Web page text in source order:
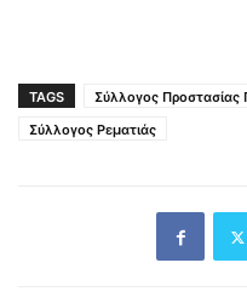
TAGS
Σύλλογος Προστασίας
Σύλλογος Ρεματιάς